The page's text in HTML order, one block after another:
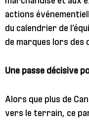
actions
du calendrier de
de marques lors des
Une passe décisive
Alors que plus de
vers le terrain, ce